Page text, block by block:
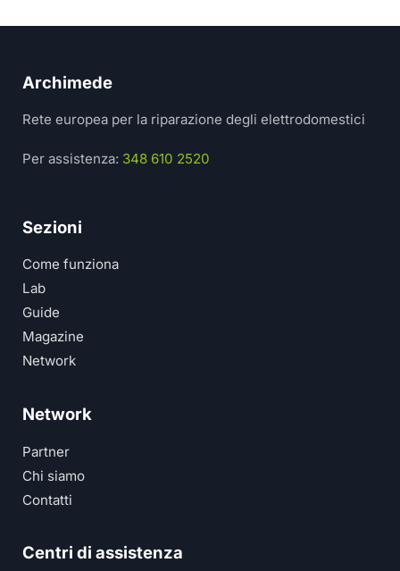
Archimede
Rete europea per la riparazione degli elettrodomestici
Per assistenza: 348 610 2520
Sezioni
Come funziona
Lab
Guide
Magazine
Network
Network
Partner
Chi siamo
Contatti
Centri di assistenza